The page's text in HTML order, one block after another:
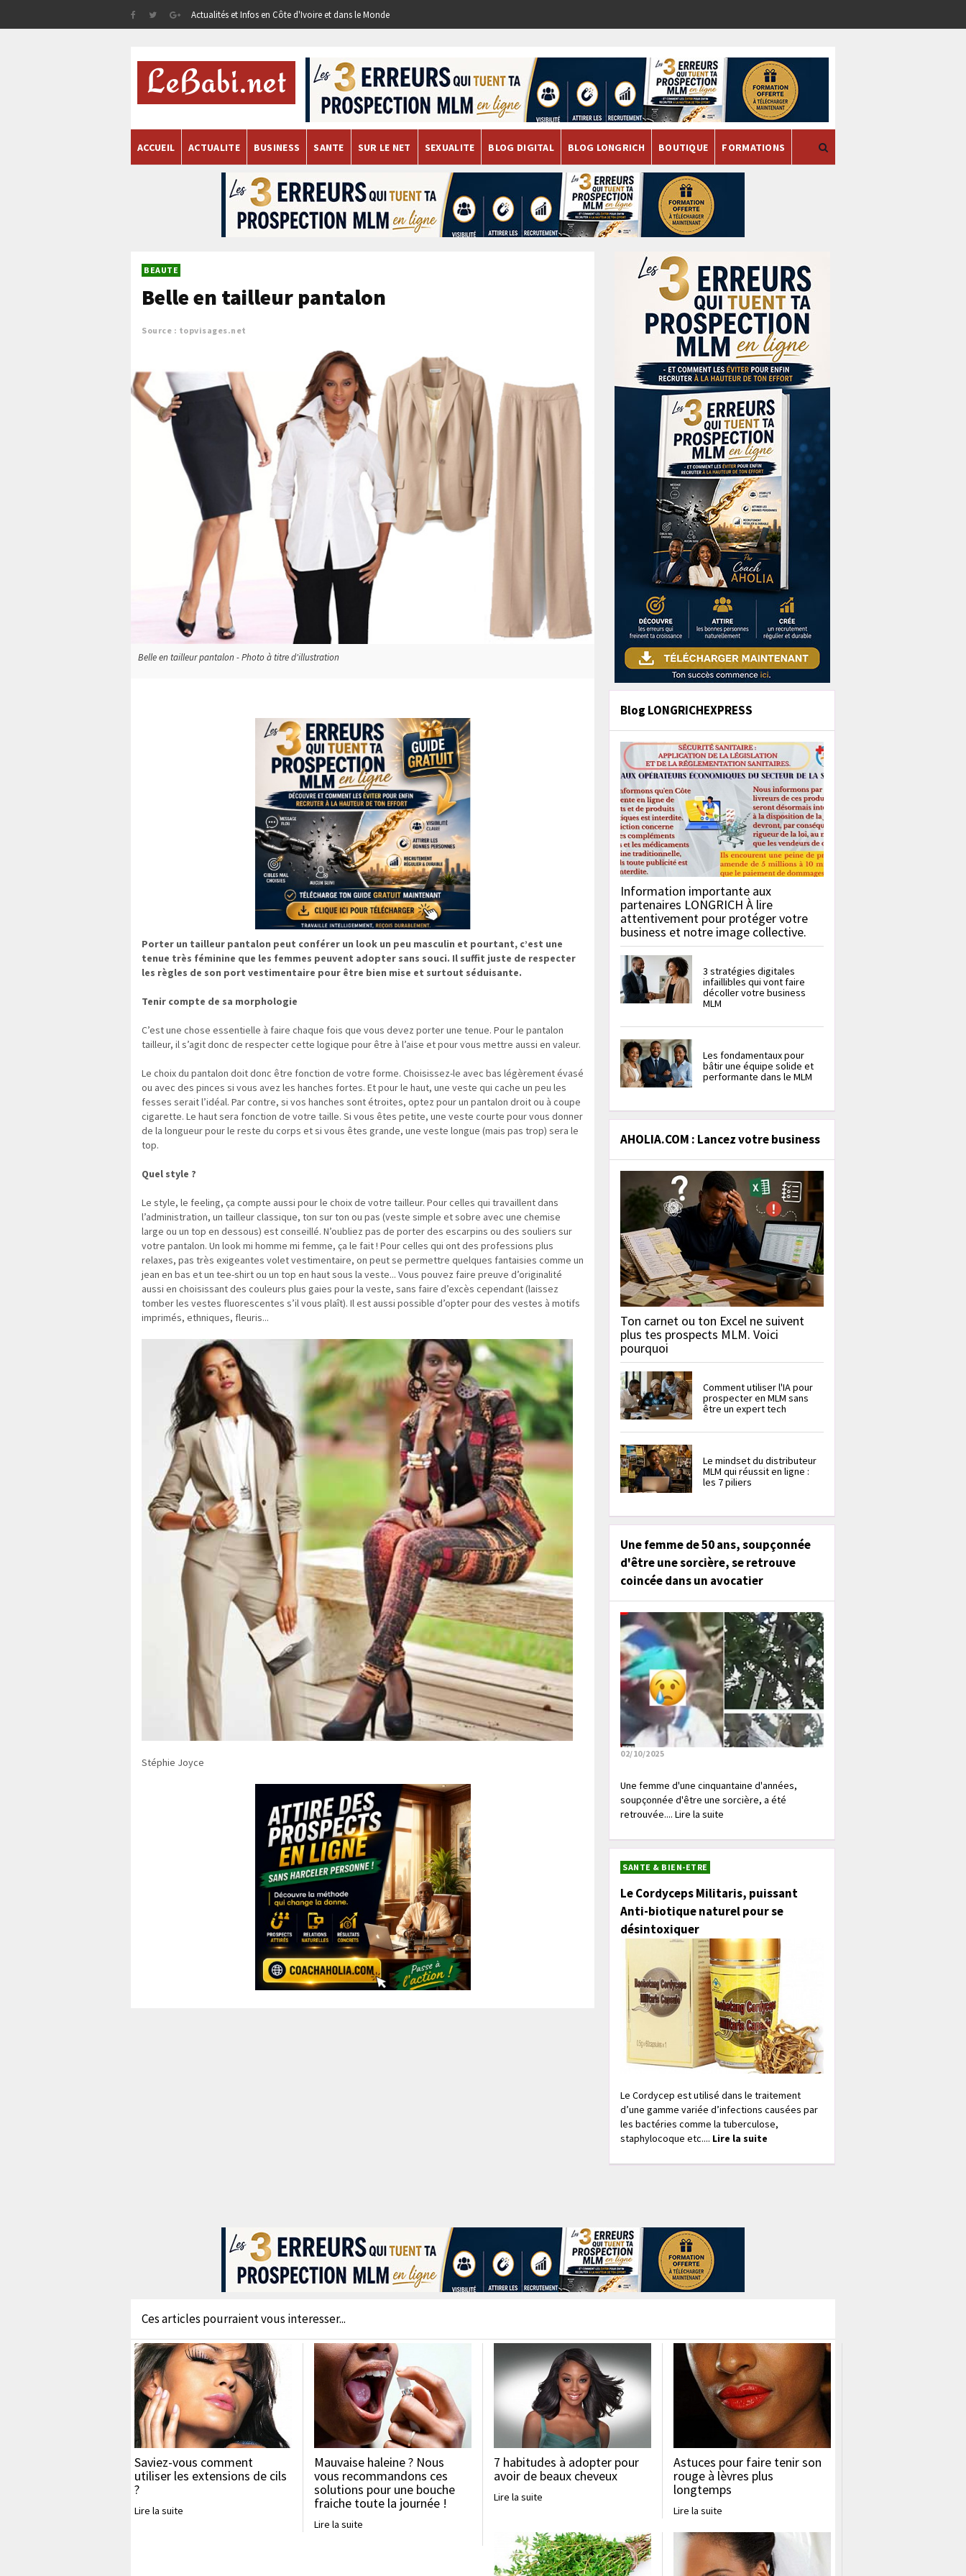
Actualités et Infos en Côte d'Ivoire et dans le Monde
ACCUEIL ACTUALITE BUSINESS SANTE SUR LE NET SEXUALITE BLOG DIGITAL BLOG LONGRICH BOUTIQUE FORMATIONS
BEAUTE
Belle en tailleur pantalon
Source : topvisages.net
Belle en tailleur pantalon - Photo à titre d'illustration
Porter un tailleur pantalon peut conférer un look un peu masculin et pourtant, c’est une
tenue très féminine que les femmes peuvent adopter sans souci. Il suffit juste de respecter
les règles de son port vestimentaire pour être bien mise et surtout séduisante.
Tenir compte de sa morphologie
C’est une chose essentielle à faire chaque fois que vous devez porter une tenue. Pour le pantalon
tailleur, il s’agit donc de respecter cette logique pour être à l’aise et pour vous mettre aussi en valeur.
Le choix du pantalon doit donc être fonction de votre forme. Choisissez-le avec bas légèrement évasé
ou avec des pinces si vous avez les hanches fortes. Et pour le haut, une veste qui cache un peu les
fesses serait l’idéal. Par contre, si vos hanches sont étroites, optez pour un pantalon droit ou à coupe
cigarette. Le haut sera fonction de votre taille. Si vous êtes petite, une veste courte pour vous donner
de la longueur pour le reste du corps et si vous êtes grande, une veste longue (mais pas trop) sera le
top.
Quel style ?
Le style, le feeling, ça compte aussi pour le choix de votre tailleur. Pour celles qui travaillent dans
l’administration, un tailleur classique, ton sur ton ou pas (veste simple et sobre avec une chemise
large ou un top en dessous) est conseillé. N’oubliez pas de porter des escarpins ou des souliers sur
votre pantalon. Un look mi homme mi femme, ça le fait ! Pour celles qui ont des professions plus
relaxes, pas très exigeantes volet vestimentaire, on peut se permettre quelques fantaisies comme un
jean en bas et un tee-shirt ou un top en haut sous la veste... Vous pouvez faire preuve d’originalité
aussi en choisissant des couleurs plus gaies pour la veste, sans faire d’excès cependant (laissez
tomber les vestes fluorescentes s’il vous plaît). Il est aussi possible d’opter pour des vestes à motifs
imprimés, ethniques, fleuris...
Stéphie Joyce
Blog LONGRICHEXPRESS
Information importante aux
partenaires LONGRICH À lire
attentivement pour protéger votre
business et notre image collective.
3 stratégies digitales
infaillibles qui vont faire
décoller votre business
MLM
Les fondamentaux pour
bâtir une équipe solide et
performante dans le MLM
AHOLIA.COM : Lancez votre business
Ton carnet ou ton Excel ne suivent
plus tes prospects MLM. Voici
pourquoi
Comment utiliser l'IA pour
prospecter en MLM sans
être un expert tech
Le mindset du distributeur
MLM qui réussit en ligne :
les 7 piliers
Une femme de 50 ans, soupçonnée
d'être une sorcière, se retrouve
coincée dans un avocatier
02/10/2025
Une femme d'une cinquantaine d'années,
soupçonnée d'être une sorcière, a été
retrouvée.... Lire la suite
SANTE & BIEN-ETRE
Le Cordyceps Militaris, puissant
Anti-biotique naturel pour se
désintoxiquer
Le Cordycep est utilisé dans le traitement
d’une gamme variée d’infections causées par
les bactéries comme la tuberculose,
staphylocoque etc.... Lire la suite
Ces articles pourraient vous interesser...
Saviez-vous comment
utiliser les extensions de cils
?
Lire la suite
Mauvaise haleine ? Nous
vous recommandons ces
solutions pour une bouche
fraiche toute la journée !
Lire la suite
7 habitudes à adopter pour
avoir de beaux cheveux
Lire la suite
Astuces pour faire tenir son
rouge à lèvres plus
longtemps
Lire la suite